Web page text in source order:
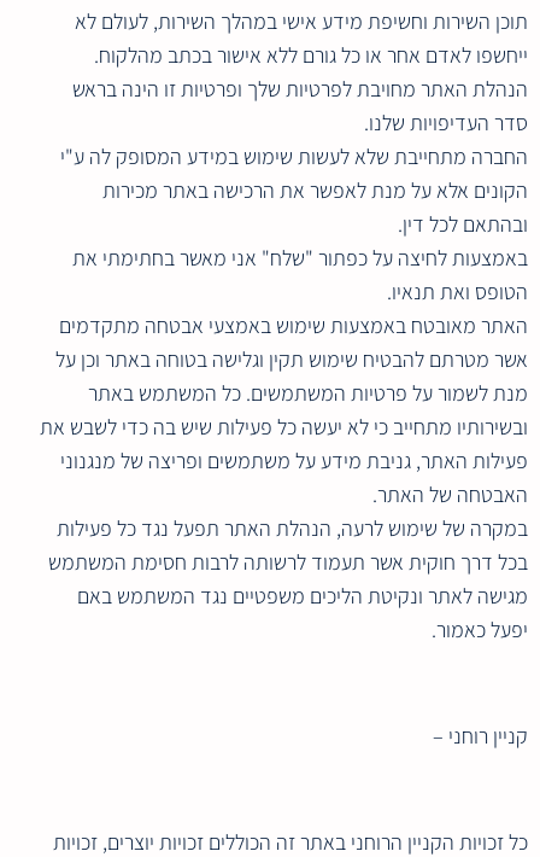
תוכן השירות וחשיפת מידע אישי במהלך השירות, לעולם לא
ייחשפו לאדם אחר או כל גורם ללא אישור בכתב מהלקוח.
הנהלת האתר מחויבת לפרטיות שלך ופרטיות זו הינה בראש
סדר העדיפויות שלנו.
החברה מתחייבת שלא לעשות שימוש במידע המסופק לה ע"י
הקונים אלא על מנת לאפשר את הרכישה באתר מכירות
ובהתאם לכל דין.
באמצעות לחיצה על כפתור "שלח" אני מאשר בחתימתי את
הטופס ואת תנאיו.
האתר מאובטח באמצעות שימוש באמצעי אבטחה מתקדמים
אשר מטרתם להבטיח שימוש תקין וגלישה בטוחה באתר וכן על
מנת לשמור על פרטיות המשתמשים. כל המשתמש באתר
ובשירותיו מתחייב כי לא יעשה כל פעילות שיש בה כדי לשבש את
פעילות האתר, גניבת מידע על משתמשים ופריצה של מנגנוני
האבטחה של האתר.
במקרה של שימוש לרעה, הנהלת האתר תפעל נגד כל פעילות
בכל דרך חוקית אשר תעמוד לרשותה לרבות חסימת המשתמש
מגישה לאתר ונקיטת הליכים משפטיים נגד המשתמש באם
יפעל כאמור.
קניין רוחני –
כל זכויות הקניין הרוחני באתר זה הכוללים זכויות יוצרים, זכויות